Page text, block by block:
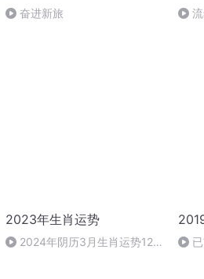
奋进新旅
2023年生肖运势
2024年阴历3月生肖运势12